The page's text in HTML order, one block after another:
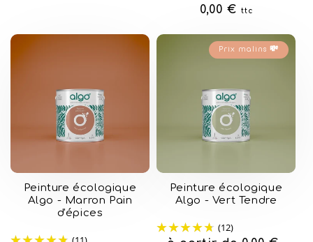
habituel0,00 €
ttc
Peinture écologique
Algo - Marron Pain
d'épices
Prix malins 💸
Peinture écologique
Algo - Vert Tendre
(12)